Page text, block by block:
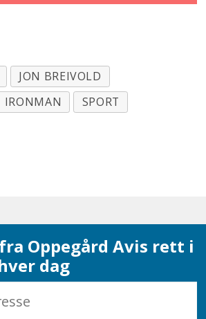
JON BREIVOLD
IRONMAN
SPORT
Oppegård Avis rett i
dag